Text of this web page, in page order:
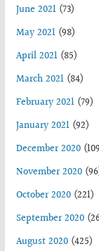
June 2021(73)
May 2021(98)
April 2021(85)
March 2021(84)
February 2021(79)
January 2021(92)
December 2020
November 2020
October 2020(221)
September 2020
August 2020(425)